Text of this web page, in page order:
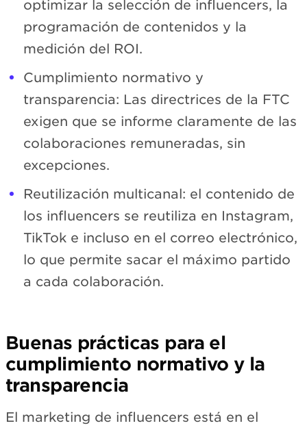
optimizar la selección de influencers, la
programación de contenidos y la
medición del ROI.
Cumplimiento normativo y
transparencia: Las directrices de la FTC
exigen que se informe claramente de las
colaboraciones remuneradas, sin
excepciones.
Reutilización multicanal: el contenido de
los influencers se reutiliza en Instagram,
TikTok e incluso en el correo electrónico,
lo que permite sacar el máximo partido
a cada colaboración.
Buenas prácticas para el
cumplimiento normativo y la
transparencia
El marketing de influencers está en el